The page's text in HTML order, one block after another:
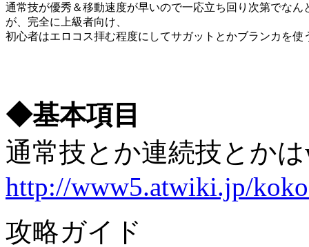
通常技が優秀＆移動速度が早いので一応立ち回り次第でなん
が、完全に上級者向け、
初心者はエロコス拝む程度にしてサガットとかブランカを使
◆基本項目
通常技とか連続技とか
http://www5.atwiki.jp/
攻略ガイド